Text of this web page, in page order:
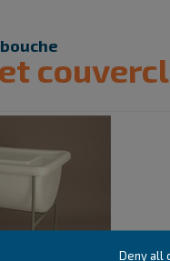
Deny all